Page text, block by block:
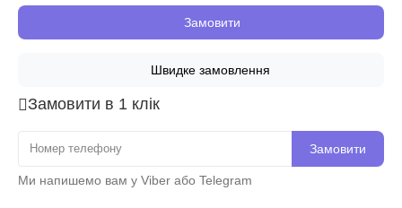
Замовити
Швидке замовлення
Замовити в 1 клік
Замовити
Ми напишемо вам у Viber або Telegram